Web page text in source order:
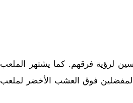
لرؤية فرقهم. كما يشتهر الملعب
المفضلين فوق العشب الأخضر لملعب